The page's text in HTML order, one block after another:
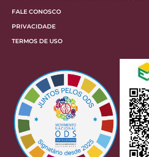
FALE CONOSCO
PRIVACIDADE
TERMOS DE USO